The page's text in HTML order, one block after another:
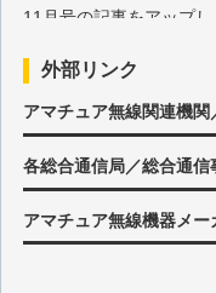
その113 フィンランド
(3)
その112 YLコンベン
年(2)
11月号の記事をアップし
2022.10.17
10月号後半の記事をアッ
2022.10.3
10月号の記事をアップ
外部リンク
アマチュア無線関連機関
各総合通信局／総合通信
アマチュア無線機器メ